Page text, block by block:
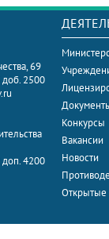
69
2500
4200
Конкурсы
Вакансии
Новости